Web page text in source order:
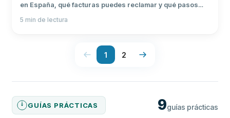
en España, qué facturas puedes reclamar y qué pasos
5 min de lectura
1 2
GUÍAS PRÁCTICAS 9guías prácticas